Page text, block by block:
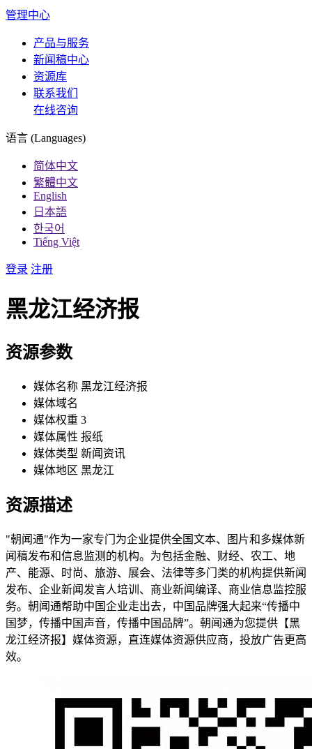
管理中心
产品与服务
新闻稿中心
资源库
联系我们
在线咨询
语言 (Languages)
简体中文
繁體中文
English
日本語
한국어
Tiếng Việt
登录 注册
黑龙江经济报
资源参数
媒体名称 黑龙江经济报
媒体域名
媒体权重 3
媒体属性 报纸
媒体类型 新闻资讯
媒体地区 黑龙江
资源描述
"朝闻通"作为一家专门为企业提供全国文本、图片和多媒体新
闻稿发布和信息监测的机构。为包括金融、财经、农工、地
产、能源、时尚、旅游、展会、法律等多门类的机构提供新闻
发布、企业新闻发言人培训、商业新闻编译、商业信息监控服
务。朝闻通帮助中国企业走出去，中国品牌强大起来“传播中
国梦，传播中国声音，传播中国品牌”。朝闻通为您提供【黑
龙江经济报】媒体资源，直连媒体资源供应商，投放广告更高
效。